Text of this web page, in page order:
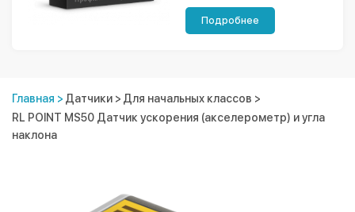
Подробнее
Главная > Датчики > Для начальных классов >
RL POINT MS50 Датчик ускорения (акселерометр) и угла
наклона